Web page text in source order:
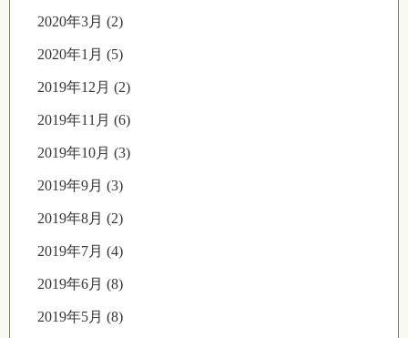
2020年3月 (2)
2020年1月 (5)
2019年12月 (2)
2019年11月 (6)
2019年10月 (3)
2019年9月 (3)
2019年8月 (2)
2019年7月 (4)
2019年6月 (8)
2019年5月 (8)